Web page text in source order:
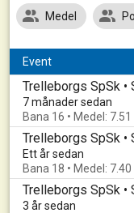
Medel
Event
7 månader sedan
Bana 16 • Medel: 7.51
Ett år sedan
Bana 18 • Medel:
3 år sedan